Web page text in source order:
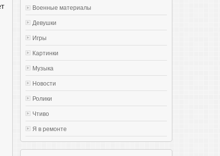
Военные материалы
Девушки
Игры
Картинки
Музыка
Новости
Ролики
Чтиво
Я в ремонте